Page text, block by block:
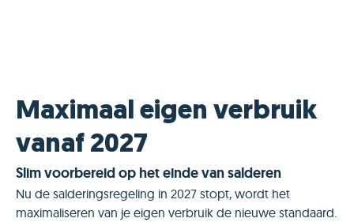
Maximaal eigen verbruik
vanaf 2027
Slim voorbereid op het einde van salderen
Nu de salderingsregeling in 2027 stopt, wordt het
maximaliseren van je eigen verbruik de nieuwe standaard.